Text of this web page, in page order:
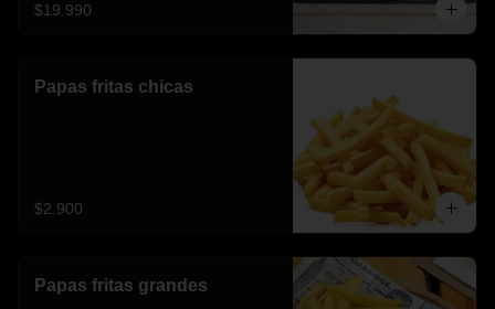
$19.990
Papas fritas chicas
$2.900
Papas fritas grandes